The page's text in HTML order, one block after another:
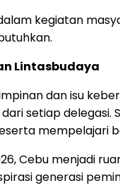
kegiatan
Lintasbudaya
dan isu
setiap
mempelajari
Cebu menjadi
generasi